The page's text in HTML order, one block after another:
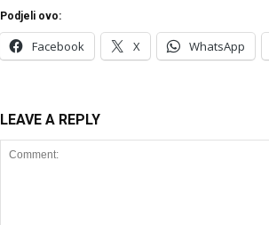
Podjeli ovo:
Facebook X WhatsApp
LEAVE A REPLY